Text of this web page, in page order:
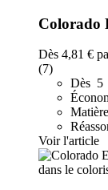
Colorado
Dès 4,81 €
(7)
Dès 5
Voir l'article